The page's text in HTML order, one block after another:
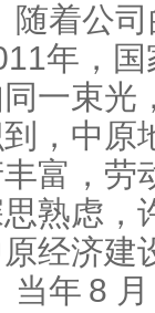
随着公
年，
一束光
，中原
富，劳
熟虑，
经济建
当年 8